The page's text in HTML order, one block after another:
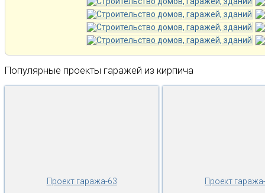
Популярные проекты гаражей из кирпича
Проект гаража-63
Проект